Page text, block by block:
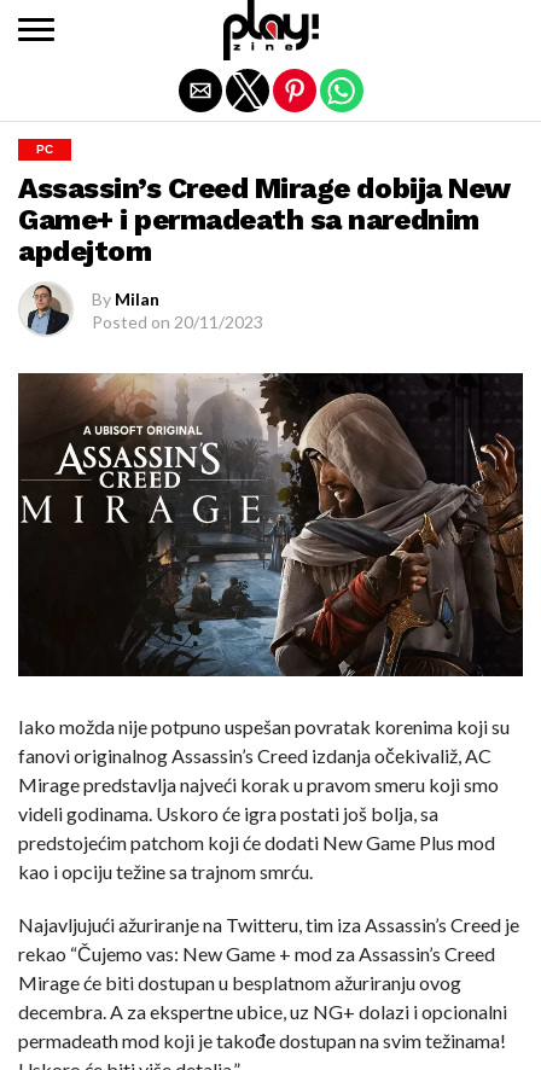
PC
Assassin’s Creed Mirage dobija New
Game+ i permadeath sa narednim
apdejtom
By Milan
Posted on 20/11/2023
Iako možda nije potpuno uspešan povratak korenima koji su
fanovi originalnog Assassin’s Creed izdanja očekivaliž, AC
Mirage predstavlja najveći korak u pravom smeru koji smo
videli godinama. Uskoro će igra postati još bolja, sa
predstojećim patchom koji će dodati New Game Plus mod
kao i opciju težine sa trajnom smrću.
Najavljujući ažuriranje na Twitteru, tim iza Assassin’s Creed je
rekao “Čujemo vas: New Game + mod za Assassin’s Creed
Mirage će biti dostupan u besplatnom ažuriranju ovog
decembra. A za ekspertne ubice, uz NG+ dolazi i opcionalni
permadeath mod koji je takođe dostupan na svim težinama!
Exit mobile version